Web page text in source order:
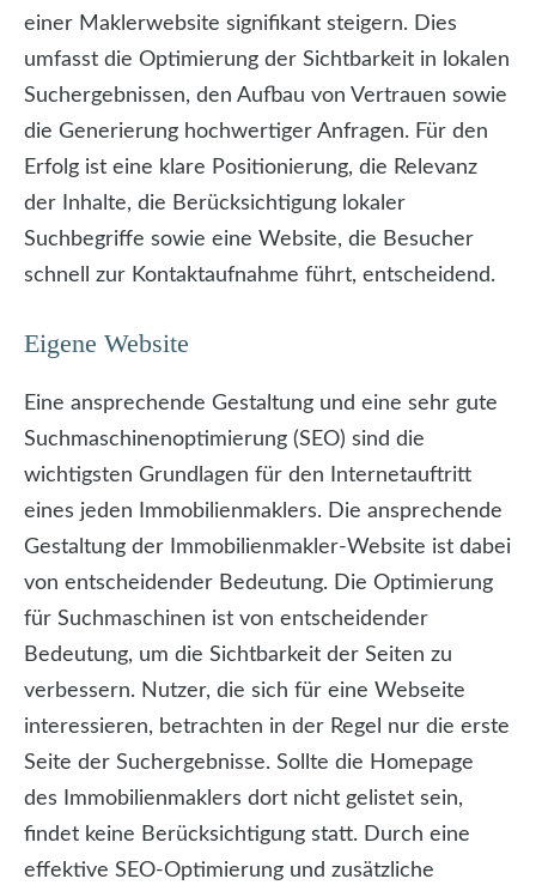
einer Maklerwebsite signifikant steigern. Dies
umfasst die Optimierung der Sichtbarkeit in lokalen
Suchergebnissen, den Aufbau von Vertrauen sowie
die Generierung hochwertiger Anfragen. Für den
Erfolg ist eine klare Positionierung, die Relevanz
der Inhalte, die Berücksichtigung lokaler
Suchbegriffe sowie eine Website, die Besucher
schnell zur Kontaktaufnahme führt, entscheidend.
Eigene Website
Eine ansprechende Gestaltung und eine sehr gute
Suchmaschinenoptimierung (SEO) sind die
wichtigsten Grundlagen für den Internetauftritt
eines jeden Immobilienmaklers. Die ansprechende
Gestaltung der Immobilienmakler-Website ist dabei
von entscheidender Bedeutung. Die Optimierung
für Suchmaschinen ist von entscheidender
Bedeutung, um die Sichtbarkeit der Seiten zu
verbessern. Nutzer, die sich für eine Webseite
interessieren, betrachten in der Regel nur die erste
Seite der Suchergebnisse. Sollte die Homepage
des Immobilienmaklers dort nicht gelistet sein,
findet keine Berücksichtigung statt. Durch eine
effektive SEO-Optimierung und zusätzliche